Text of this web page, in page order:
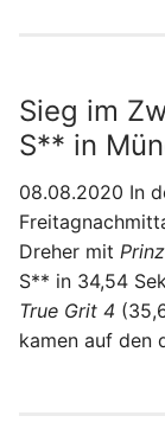
Sieg im
S** in
08.08.2020 In
Dreher mit
S** in 34,54
True Grit 4
kamen auf den